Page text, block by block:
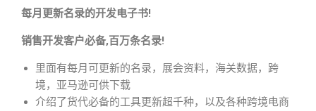
每月更新名录的开发电子书!
销售开发客户必备,百万条名录!
里面有每月可更新的名录，展会资料，海关数据，跨
境，亚马逊可供下载
介绍了货代必备的工具更新超千种，以及各种跨境电商